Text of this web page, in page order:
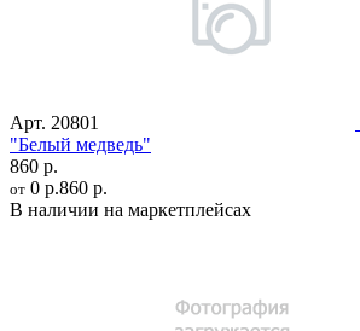
Арт. 20801
"Белый медведь"
860 р.
от 0 р.860 р.
В наличии на маркетплейсах